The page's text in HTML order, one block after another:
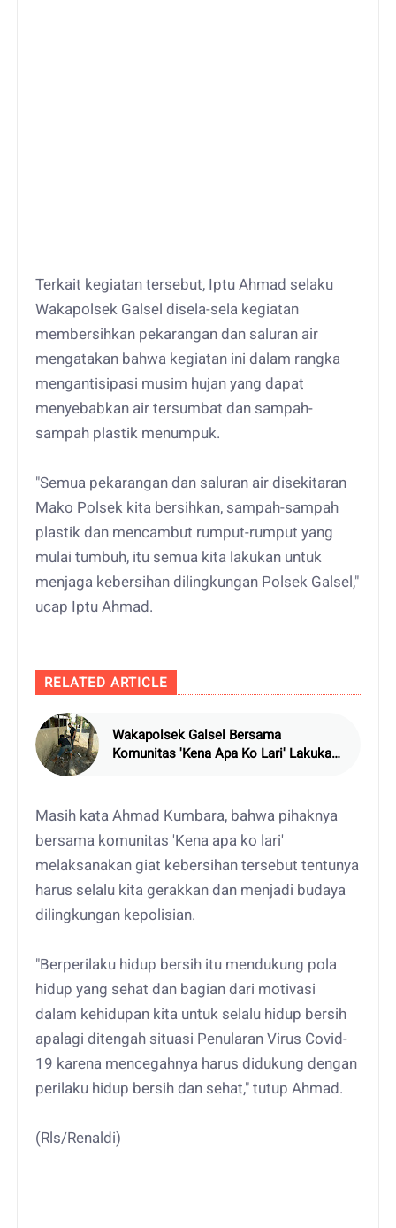
Terkait kegiatan tersebut, Iptu Ahmad selaku
Wakapolsek Galsel disela-sela kegiatan
membersihkan pekarangan dan saluran air
mengatakan bahwa kegiatan ini dalam rangka
mengantisipasi musim hujan yang dapat
menyebabkan air tersumbat dan sampah-
sampah plastik menumpuk.
"Semua pekarangan dan saluran air disekitaran
Mako Polsek kita bersihkan, sampah-sampah
plastik dan mencambut rumput-rumput yang
mulai tumbuh, itu semua kita lakukan untuk
menjaga kebersihan dilingkungan Polsek Galsel,"
ucap Iptu Ahmad.
RELATED ARTICLE
Wakapolsek Galsel Bersama
Komunitas 'Kena Apa Ko Lari' Lakukan
Masih kata Ahmad Kumbara, bahwa pihaknya
bersama komunitas 'Kena apa ko lari'
melaksanakan giat kebersihan tersebut tentunya
harus selalu kita gerakkan dan menjadi budaya
dilingkungan kepolisian.
"Berperilaku hidup bersih itu mendukung pola
hidup yang sehat dan bagian dari motivasi
dalam kehidupan kita untuk selalu hidup bersih
apalagi ditengah situasi Penularan Virus Covid-
19 karena mencegahnya harus didukung dengan
perilaku hidup bersih dan sehat," tutup Ahmad.
(Rls/Renaldi)